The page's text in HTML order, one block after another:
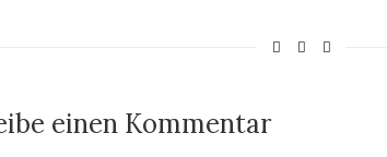
einen Kommentar